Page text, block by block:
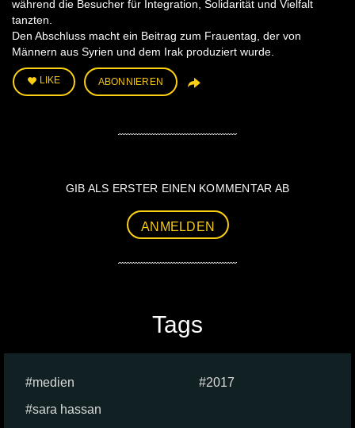
während die Besucher für Integration, Solidarität und Vielfalt
tanzten.
Den Abschluss macht ein Beitrag zum Frauentag, der von
Männern aus Syrien und dem Irak produziert wurde.
LIKE ABONNIEREN
GIB ALS ERSTER EINEN KOMMENTAR AB
ANMELDEN
Tags
medien
2017
sara hassan